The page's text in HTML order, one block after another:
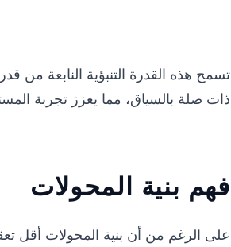
تسمح هذه القدرة التنبؤية النابعة من
ذات صلة بالسياق، مما يعزز تجربة
فهم بنية المحولات
على الرغم من أن بنية المحولات أقل